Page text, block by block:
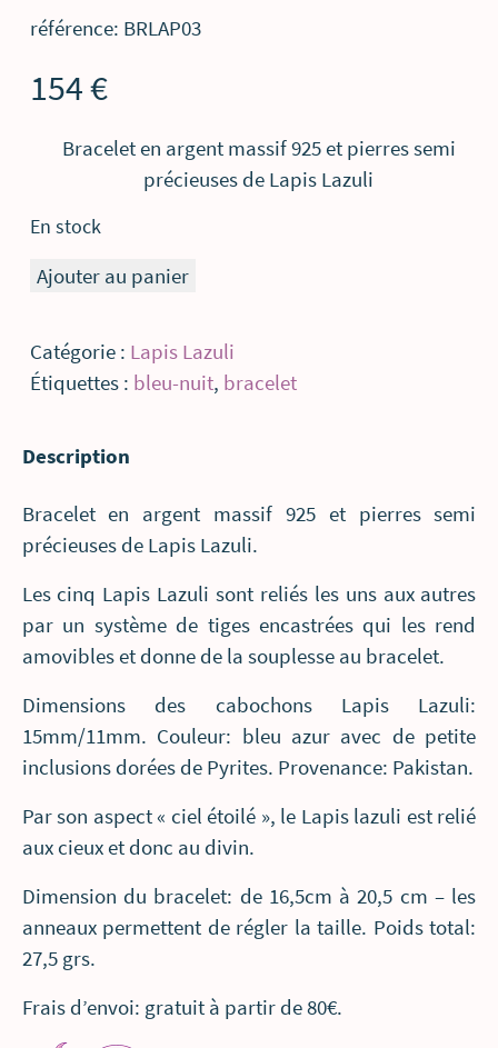
référence: BRLAP03
154€
Bracelet en argent massif 925 et pierres semi
précieuses de Lapis Lazuli
En stock
quantité
Bracelet
Lapis
lazuli
Ajouter au panier
Catégorie : Lapis Lazuli
Étiquettes : bleu-nuit, bracelet
Description
Bracelet en argent massif 925 et pierres semi
précieuses de Lapis Lazuli.
Les cinq Lapis Lazuli sont reliés les uns aux autres
par un système de tiges encastrées qui les rend
amovibles et donne de la souplesse au bracelet.
Dimensions des cabochons Lapis Lazuli:
15mm/11mm. Couleur: bleu azur avec de petite
inclusions dorées de Pyrites. Provenance: Pakistan.
Par son aspect « ciel étoilé », le Lapis lazuli est relié
aux cieux et donc au divin.
Dimension du bracelet: de 16,5cm à 20,5 cm – les
anneaux permettent de régler la taille. Poids total:
27,5 grs.
Frais d’envoi: gratuit à partir de 80€.